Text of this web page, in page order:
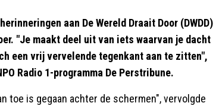
aan De Wereld Draait Door (DWDD)
"Je maakt deel uit van iets waarvan je dacht
een vrij vervelende tegenkant aan te zitten",
Radio 1-programma De Perstribune.
toe is gegaan achter de schermen", vervolgde